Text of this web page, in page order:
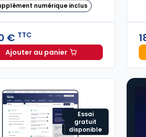
HT/mois
numérique inclus
€ TTC
Ajouter au panierCode de commerce 2027,
Essai
gratuit
disponible